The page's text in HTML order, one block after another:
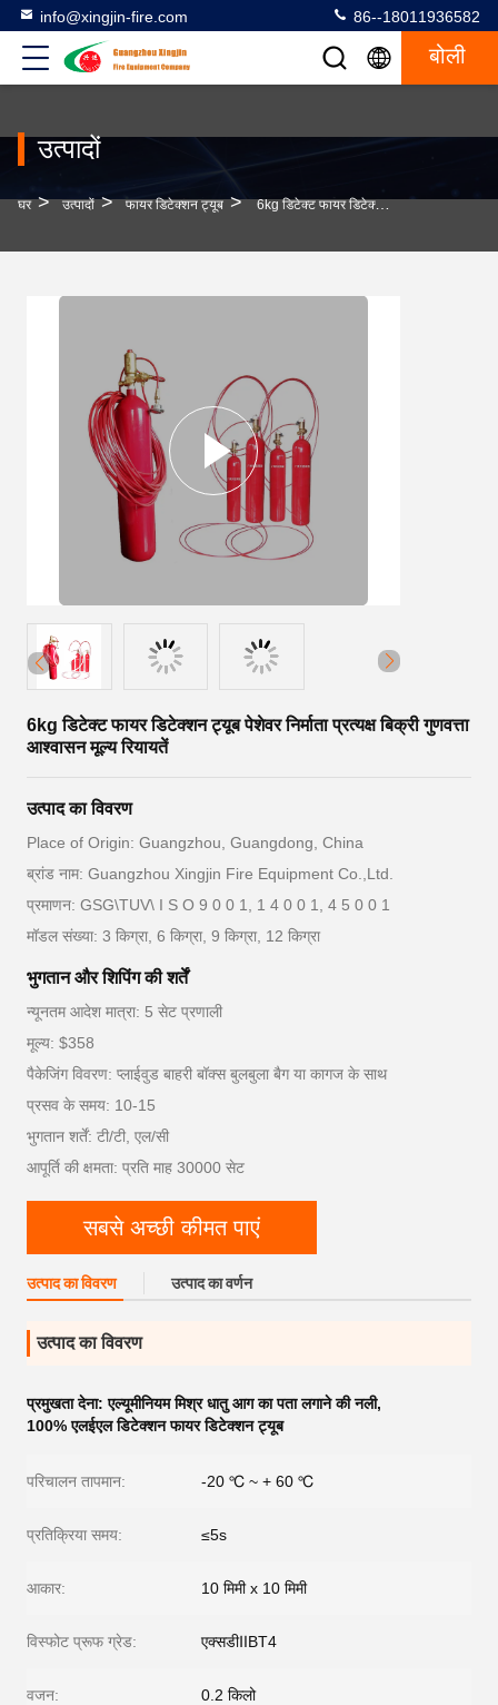
info@xingjin-fire.com 86--18011936582
बोली
उत्पादों
घर > उत्पादों > फायर डिटेक्शन ट्यूब > 6kg डिटेक्ट फायर डिटेक्शन ट्यूब पेशेवर निर्माता प्रत्यक्ष बिक्री गुणवत्ता आश्वासन मूल्य रियायतें
6kg डिटेक्ट फायर डिटेक्शन ट्यूब पेशेवर निर्माता प्रत्यक्ष बिक्री गुणवत्ता
आश्वासन मूल्य रियायतें
उत्पाद का विवरण
Place of Origin: Guangzhou, Guangdong, China
ब्रांड नाम: Guangzhou Xingjin Fire Equipment Co.,Ltd.
प्रमाणन: GSG\TUV\ I S O 9 0 0 1, 1 4 0 0 1, 4 5 0 0 1
मॉडल संख्या: 3 किग्रा, 6 किग्रा, 9 किग्रा, 12 किग्रा
भुगतान और शिपिंग की शर्तें
न्यूनतम आदेश मात्रा: 5 सेट प्रणाली
मूल्य: $358
पैकेजिंग विवरण: प्लाईवुड बाहरी बॉक्स बुलबुला बैग या कागज के साथ
प्रसव के समय: 10-15
भुगतान शर्तें: टी/टी, एल/सी
आपूर्ति की क्षमता: प्रति माह 30000 सेट
सबसे अच्छी कीमत पाएं
उत्पाद का विवरण उत्पाद का वर्णन
उत्पाद का विवरण
प्रमुखता देना:एल्यूमीनियम मिश्र धातु आग का पता लगाने की नली,
100% एलईएल डिटेक्शन फायर डिटेक्शन ट्यूब
परिचालन तापमान: -20 ℃ ~ + 60 ℃
प्रतिक्रिया समय: ≤5s
आकार: 10 मिमी x 10 मिमी
विस्फोट प्रूफ ग्रेड: एक्सडीⅡBT4
वजन: 0.2 किलो